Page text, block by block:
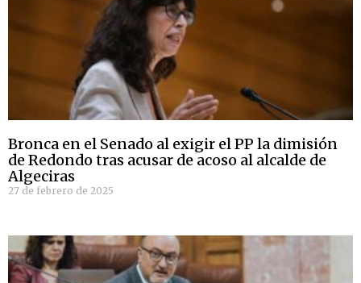
Bronca en el Senado al exigir el PP la dimisión
de Redondo tras acusar de acoso al alcalde de
Algeciras
27 de febrero de 2025